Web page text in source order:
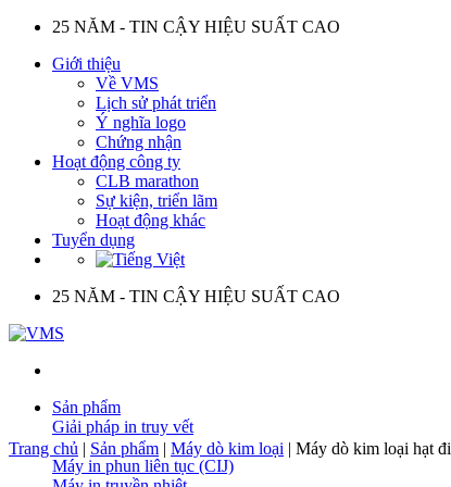
Skip
content
25 NĂM - TIN CẬY HIỆU SUẤT CAO
Giới thiệu
Về VMS
Lịch sử phát triển
Ý nghĩa logo
Chứng nhận
Hoạt động công ty
CLB marathon
Sự kiện, triển lãm
Hoạt động khác
Tuyển dụng
25 NĂM - TIN CẬY HIỆU SUẤT CAO
Sản phẩm
Giải pháp in truy vết
Máy in phun liên tục (CIJ)
Trang chủ | Sản phẩm | Máy dò kim loại | Máy dò kim loại hạt